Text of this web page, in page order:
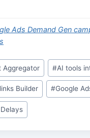
Ads Demand Gen
Aggregator #AI tools
Builder #Google